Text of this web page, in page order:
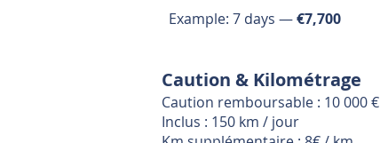
Example: 7 days —€7,700
Caution & Kilométrage
Caution remboursable : 10 000 €
Inclus : 150 km / jour